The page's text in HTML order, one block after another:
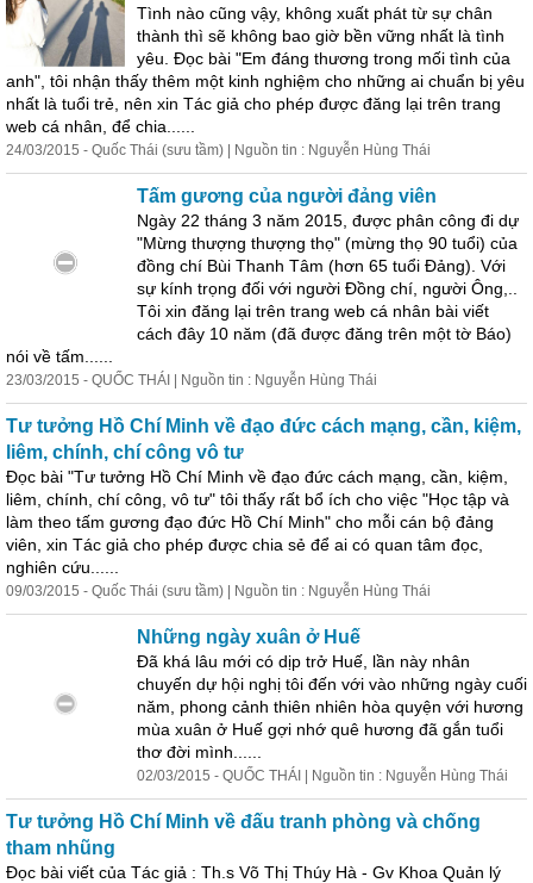
Tình nào cũng vậy, không xuất phát từ sự chân
thành thì sẽ không bao giờ bền vững nhất là tình
yêu. Đọc bài "Em đáng thương trong mối tình của
anh", tôi nhận thấy thêm một kinh nghiệm cho những ai chuẩn bị yêu
nhất là tuổi trẻ, nên xin Tác giả cho phép được đăng lại trên trang
web cá nhân , để chia......
24/03/2015 - Quốc Thái (sưu tầm) | Nguồn tin : Nguyễn Hùng Thái
Tấm gương của người đảng viên
Ngày 22 tháng 3 năm 2015, được phân công đi dự
"Mừng thượng thượng thọ" (mừng thọ 90 tuổi) của
đồng chí Bùi Thanh Tâm (hơn 65 tuổi Đảng). Với
sự kính trọng đối với người Đồng chí, người Ông,..
Tôi xin đăng lại trên trang web cá nhân bài viết
cách đây 10 năm (đã được đăng trên một tờ Báo)
nói về tấm......
23/03/2015 - QUỐC THÁI | Nguồn tin : Nguyễn Hùng Thái
Tư tưởng Hồ Chí Minh về đạo đức cách mạng, cần, kiệm,
liêm, chính, chí công vô tư
Đọc bài "Tư tưởng Hồ Chí Minh về đạo đức cách mạng, cần, kiệm,
liêm, chính, chí công, vô tư" tôi thấy rất bổ ích cho việc "Học tập và
làm theo tấm gương đạo đức Hồ Chí Minh" cho mỗi cán bộ đảng
viên, xin Tác giả cho phép được chia sẻ để ai có quan tâm đọc,
nghiên cứu......
09/03/2015 - Quốc Thái (sưu tầm) | Nguồn tin : Nguyễn Hùng Thái
Những ngày xuân ở Huế
Đã khá lâu mới có dịp trở Huế, lần này nhân
chuyến dự hội nghị tôi đến với vào những ngày cuối
năm, phong cảnh thiên nhiên hòa quyện với hương
mùa xuân ở Huế gợi nhớ quê hương đã gắn tuổi
thơ đời mình......
02/03/2015 - QUỐC THÁI | Nguồn tin : Nguyễn Hùng Thái
Tư tưởng Hồ Chí Minh về đấu tranh phòng và chống
tham nhũng
Đọc bài viết của Tác giả : Th.s Võ Thị Thúy Hà - Gv Khoa Quản lý